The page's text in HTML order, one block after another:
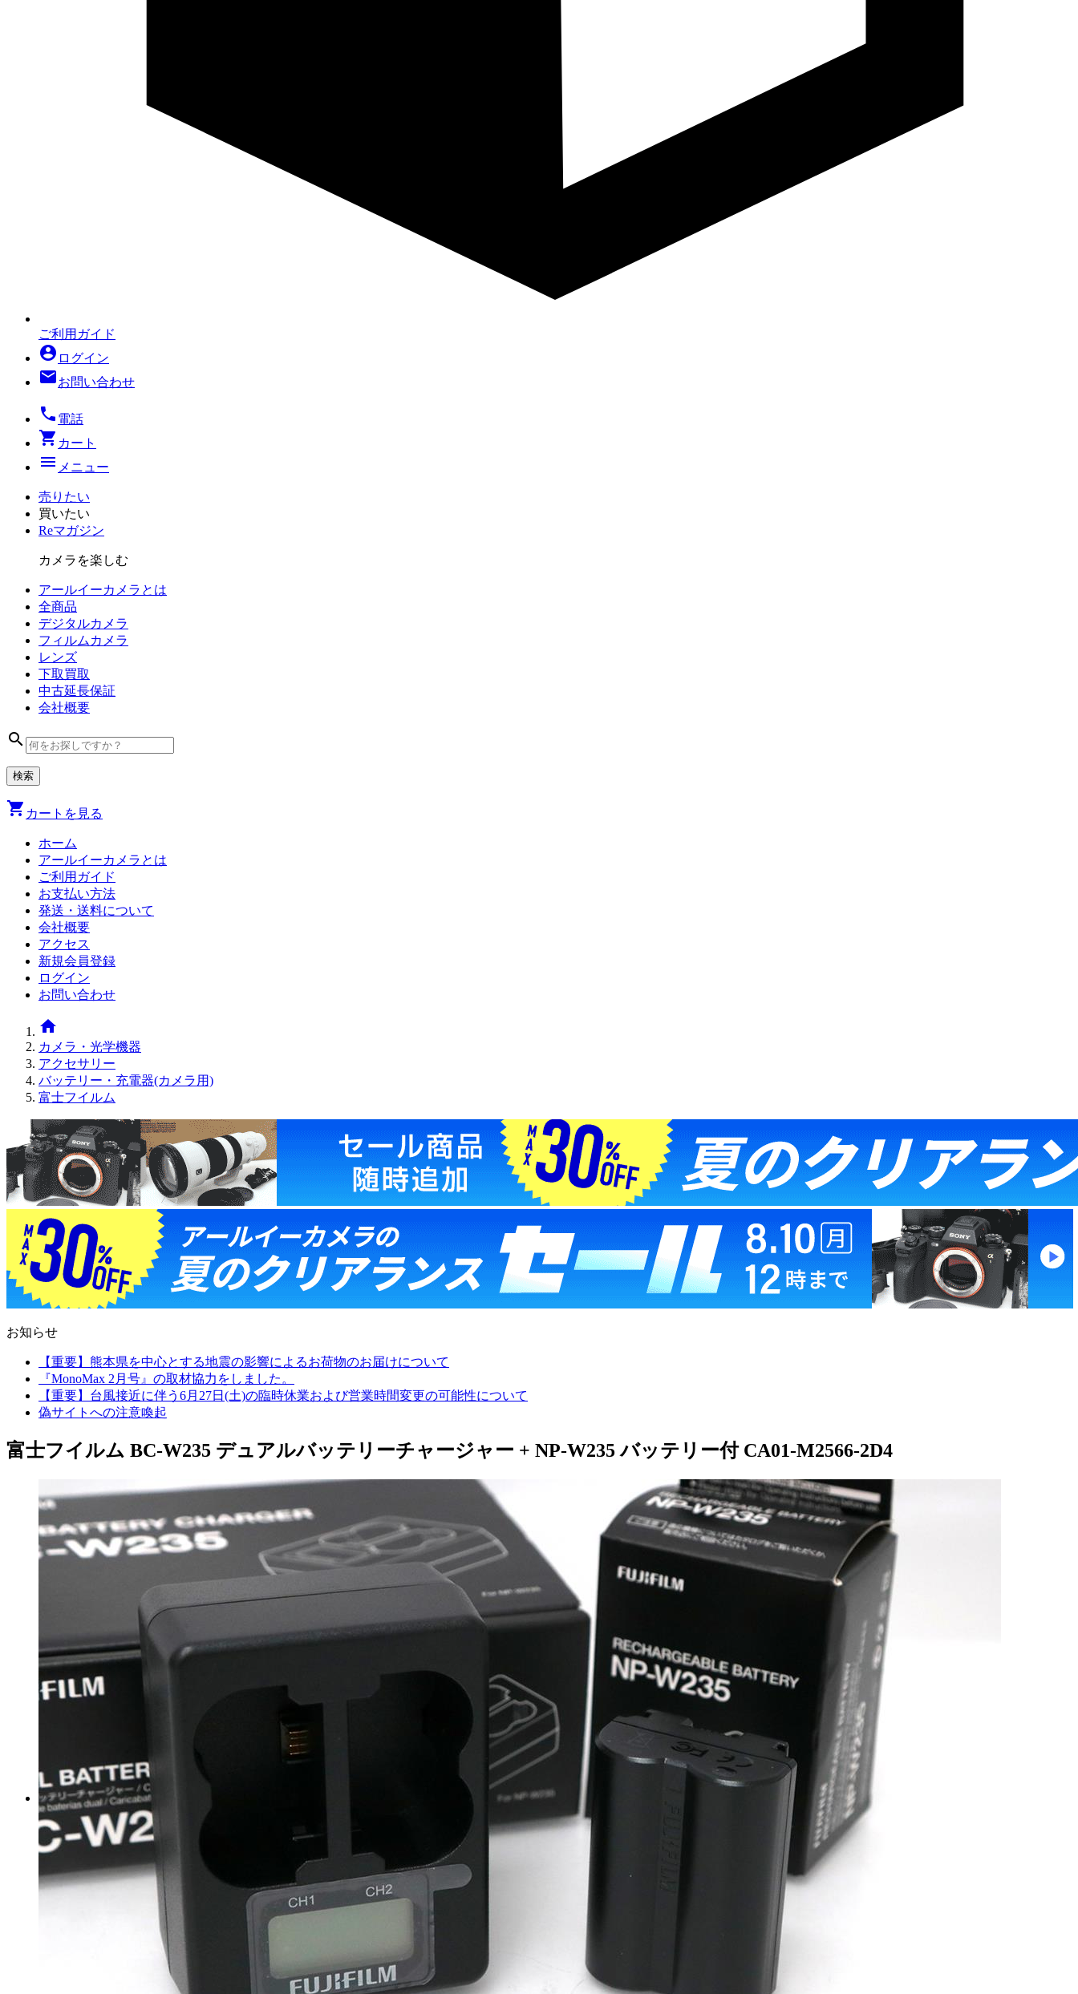
ご利用ガイド
account_circle ログイン
mailお問い合わせ
local_phone 電話
shopping_cart カート
menu メニュー
売りたい
買いたい
Reマガジン
カメラを楽しむ
アールイーカメラとは
全商品
デジタルカメラ
フィルム カメラ
レンズ
下取買取
中古延長保証
会社概要
search
shopping_cart カートを見る
ホーム
アールイーカメラとは
ご利用ガイド
お支払い方法
発送・送料について
会社概要
アクセス
新規会員登録
ログイン
お問い合わせ
home
カメラ・光学機器
アクセサリー
バッテリー・充電器(カメラ用)
富士フイルム
お知らせ
【重要】熊本県を中心とする地震の影響によるお荷物のお届けについて
『MonoMax 2月号』の取材協力をしました。
【重要】台風接近に伴う6月27日(土)の臨時休業および営業時間変更の可能性について
偽サイトへの注意喚起
富士フイルム BC-W235 デュアルバッテリーチャージャー + NP-W235 バッテリー付 CA01-M2566-2D4